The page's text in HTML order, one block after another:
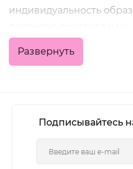
индивидуальность
удобное нанесение и
позволяет получить
В категории
покрытия с шиммером и
Развернуть
Подписывайтесь